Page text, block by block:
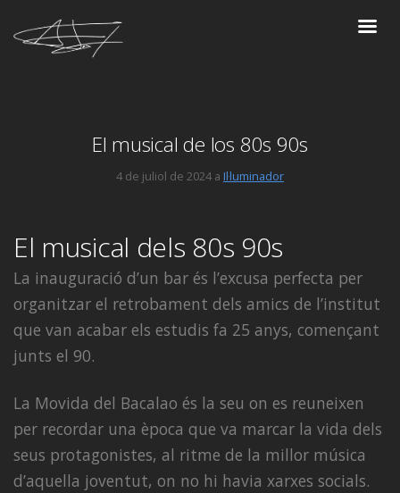
El musical de los 80s 90s
4 de juliol de 2024 a Il·luminador
El musical dels 80s 90s
La inauguració d’un bar és l’excusa perfecta per
organitzar el retrobament dels amics de l’institut
que van acabar els estudis fa 25 anys, començant
junts el 90.
La Movida del Bacalao és la seu on es reuneixen
per recordar una època que va marcar la vida dels
seus protagonistes, al ritme de la millor música
d’aquella joventut, on no hi havia xarxes socials.